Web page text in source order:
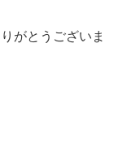
がとうございま